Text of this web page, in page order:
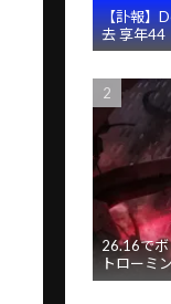
【訃報】
去 享年44
26.16で
トローミ